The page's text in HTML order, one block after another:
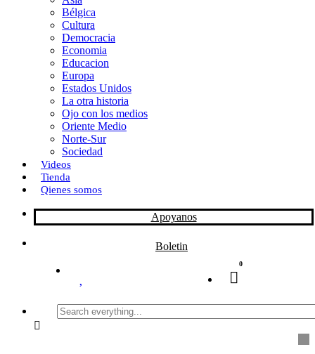
i
r
Bélgica
Cultura
Democracia
Economia
Educacion
Europa
Estados Unidos
La otra historia
Ojo con los medios
Oriente Medio
Norte-Sur
Sociedad
Videos
Tienda
Qienes somos
Apoyanos
Boletin
0
Search
everything...